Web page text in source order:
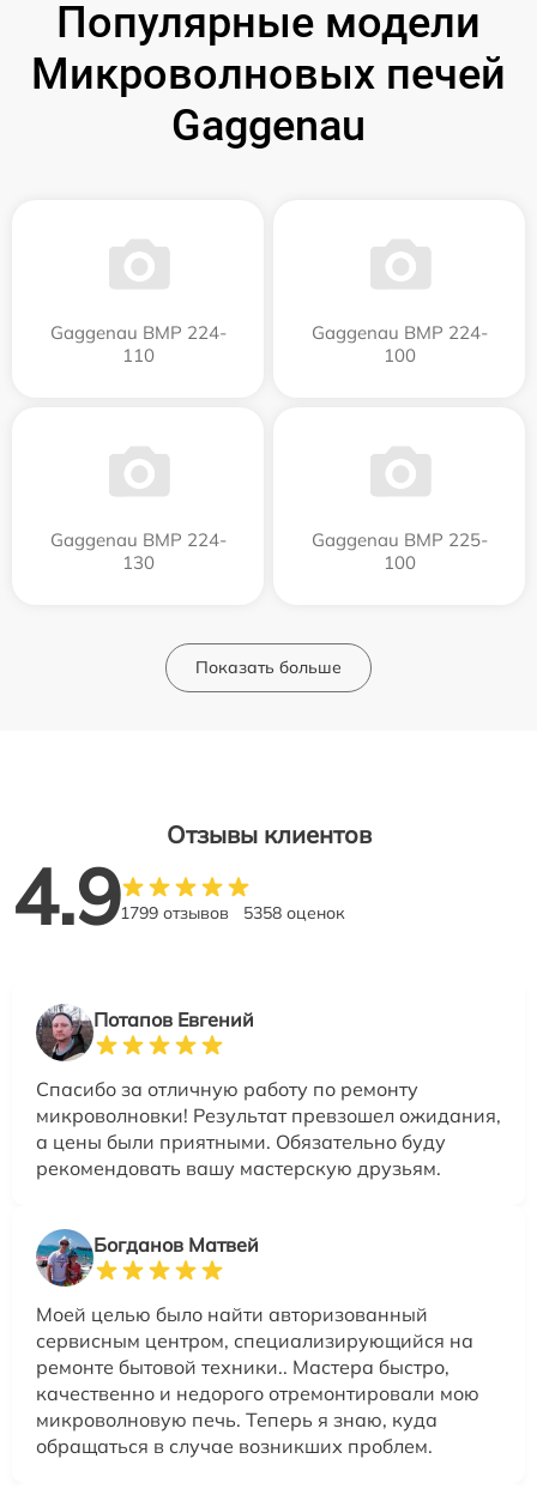
Популярные модели
Микроволновых печей
Gaggenau
Gaggenau BMP 224-
110
Gaggenau BMP 224-
100
Gaggenau BMP 224-
130
Gaggenau BMP 225-
100
Показать больше
Отзывы клиентов
4.91799 отзывов 5358 оценок
Потапов Евгений
Спасибо за отличную работу по ремонту
микроволновки! Результат превзошел ожидания,
а цены были приятными. Обязательно буду
рекомендовать вашу мастерскую друзьям.
Богданов Матвей
Моей целью было найти авторизованный
сервисным центром, специализирующийся на
ремонте бытовой техники.. Мастера быстро,
качественно и недорого отремонтировали мою
микроволновую печь. Теперь я знаю, куда
обращаться в случае возникших проблем.